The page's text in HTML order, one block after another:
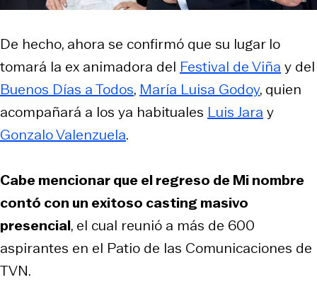
De hecho, ahora se confirmó que su lugar lo
tomará la ex animadora del Festival de Viña y del
Buenos Días a Todos, María Luisa Godoy, quien
acompañará a los ya habituales Luis Jara y
Gonzalo Valenzuela.
Cabe mencionar que el regreso de Mi nombre
contó con un exitoso casting masivo
presencial, el cual reunió a más de 600
aspirantes en el Patio de las Comunicaciones de
TVN.